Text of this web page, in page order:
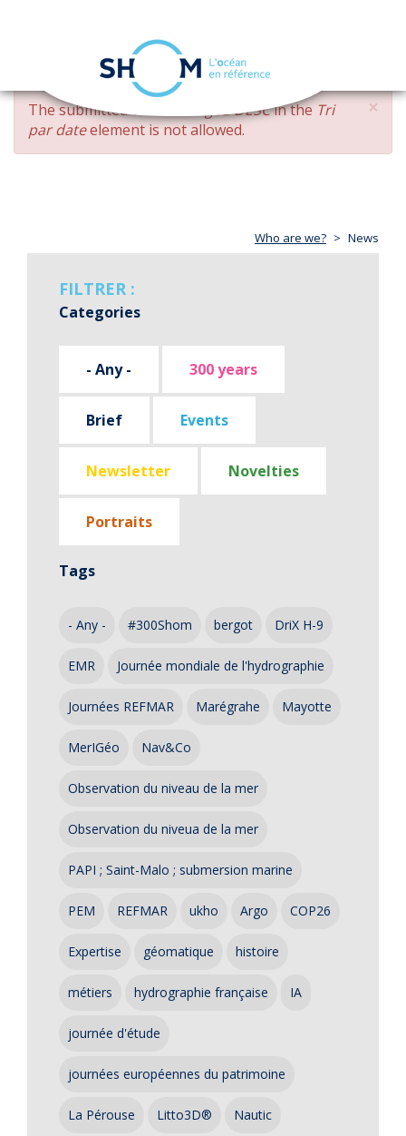
Skip
main
content
navigation
×
ERROR
MESSAGE
The submitted value changed DESCin the Tri
par dateelement is not allowed.
Who are we? News
FILTRER :
Categories
- Any - 300 years
Brief Events
Newsletter Novelties
Portraits
Tags
- Any - #300Shom bergot DriX H-9
EMR Journée mondiale de l'hydrographie
Journées REFMAR Marégrahe Mayotte
MerIGéo Nav&Co
Observation du niveau de la mer
Observation du niveua de la mer
PAPI ; Saint-Malo ; submersion marine
PEM REFMAR ukho Argo COP26
Expertise géomatique histoire
métiers hydrographie française IA
journée d'étude
journées européennes du patrimoine
La Pérouse Litto3D® Nautic